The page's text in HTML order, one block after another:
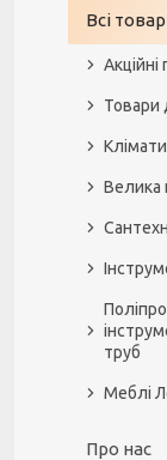
Всі
Акційні
Товари
Велика
труб
Меблі
Про нас